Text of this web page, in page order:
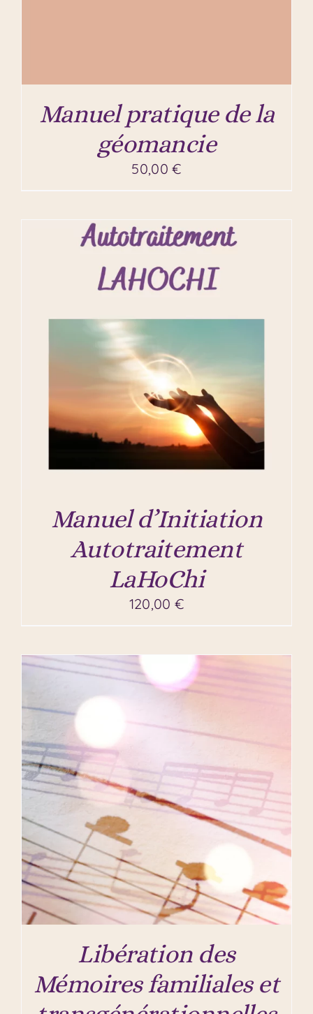
Manuel pratique de la
géomancie
50,00€
Manuel d’Initiation
Autotraitement
LaHoChi
120,00 €
Libération des
Mémoires familiales et